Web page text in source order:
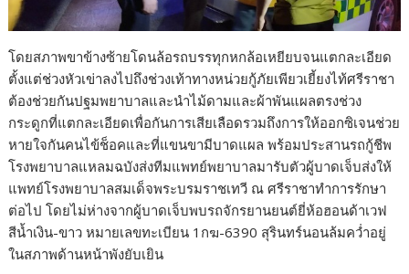
โดยสภาพขาข้างซ้ายโดนล้อรถบรรทุกหกล้อเหยียบจนแตกละเอียด
ตั้งแต่ช่วงหัวเข่าลงไปถึงช่วงเท้าทางหน่วยกู้ภัยเพียวเยี้ยงไท้ศรีราชา
ต้องช่วยกันปฐมพยาบาลและนำไม้ดามและผ้าพันแผลตรงช่วง
กระดูกที่แตกละเอียดเพื่อกันการเสียเลือดรวมถึงการให้ออกซิเจนช่วย
หายใจกันคนไข้ช็อคและที่แขนขามีบาดแผล พร้อมประสานรถกู้ชีพ
โรงพยาบาลแหลมฉบังส่งทีมแพทย์พยาบาลมารับตัวผู้บาดเจ็บส่งให้
แพทย์โรงพยาบาลสมเด็จพระบรมราชเทวี ณ ศรีราชาทำการรักษา
ต่อไป โดยไม่ห่างจากผู้บาดเจ็บพบรถจักรยานยนต์ยี่ห้อฮอนด้าเวฟ
สีน้ำเงิน-ขาว หมายเลขทะเบียน 1กฆ-6390 สุรินทร์นอนล้มคว่ำอยู่
ในสภาพด้านหน้าพังยับเยิน